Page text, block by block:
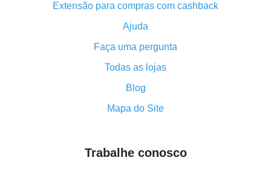
O cashback em dobro no Aliexpress foi cancelado!
Como usar o cashback no Aliexpress - manual
resumido
Tudo sobre como o cashback funciona no AliExpress
Código promocional do AliExpress - como ele
Como obter cashback no AliExpress - visão geral de
Extensão para compras com cashback
Ajuda
Faça uma pergunta
Todas as lojas
Blog
Mapa do Site
Trabalhe conosco